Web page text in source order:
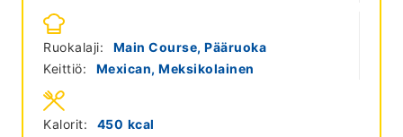
Ruokalaji:
Main Course, Pääruoka
Keittiö:
Mexican, Meksikolainen
Kalorit: 450 kcal